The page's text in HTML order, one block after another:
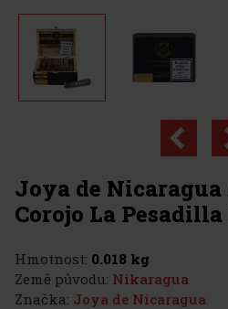
Joya de
Corojo La Pesadilla
Hmotnost: 0.018 kg
Země původu: Nikaragua
Značka: Joya de Nicaragua